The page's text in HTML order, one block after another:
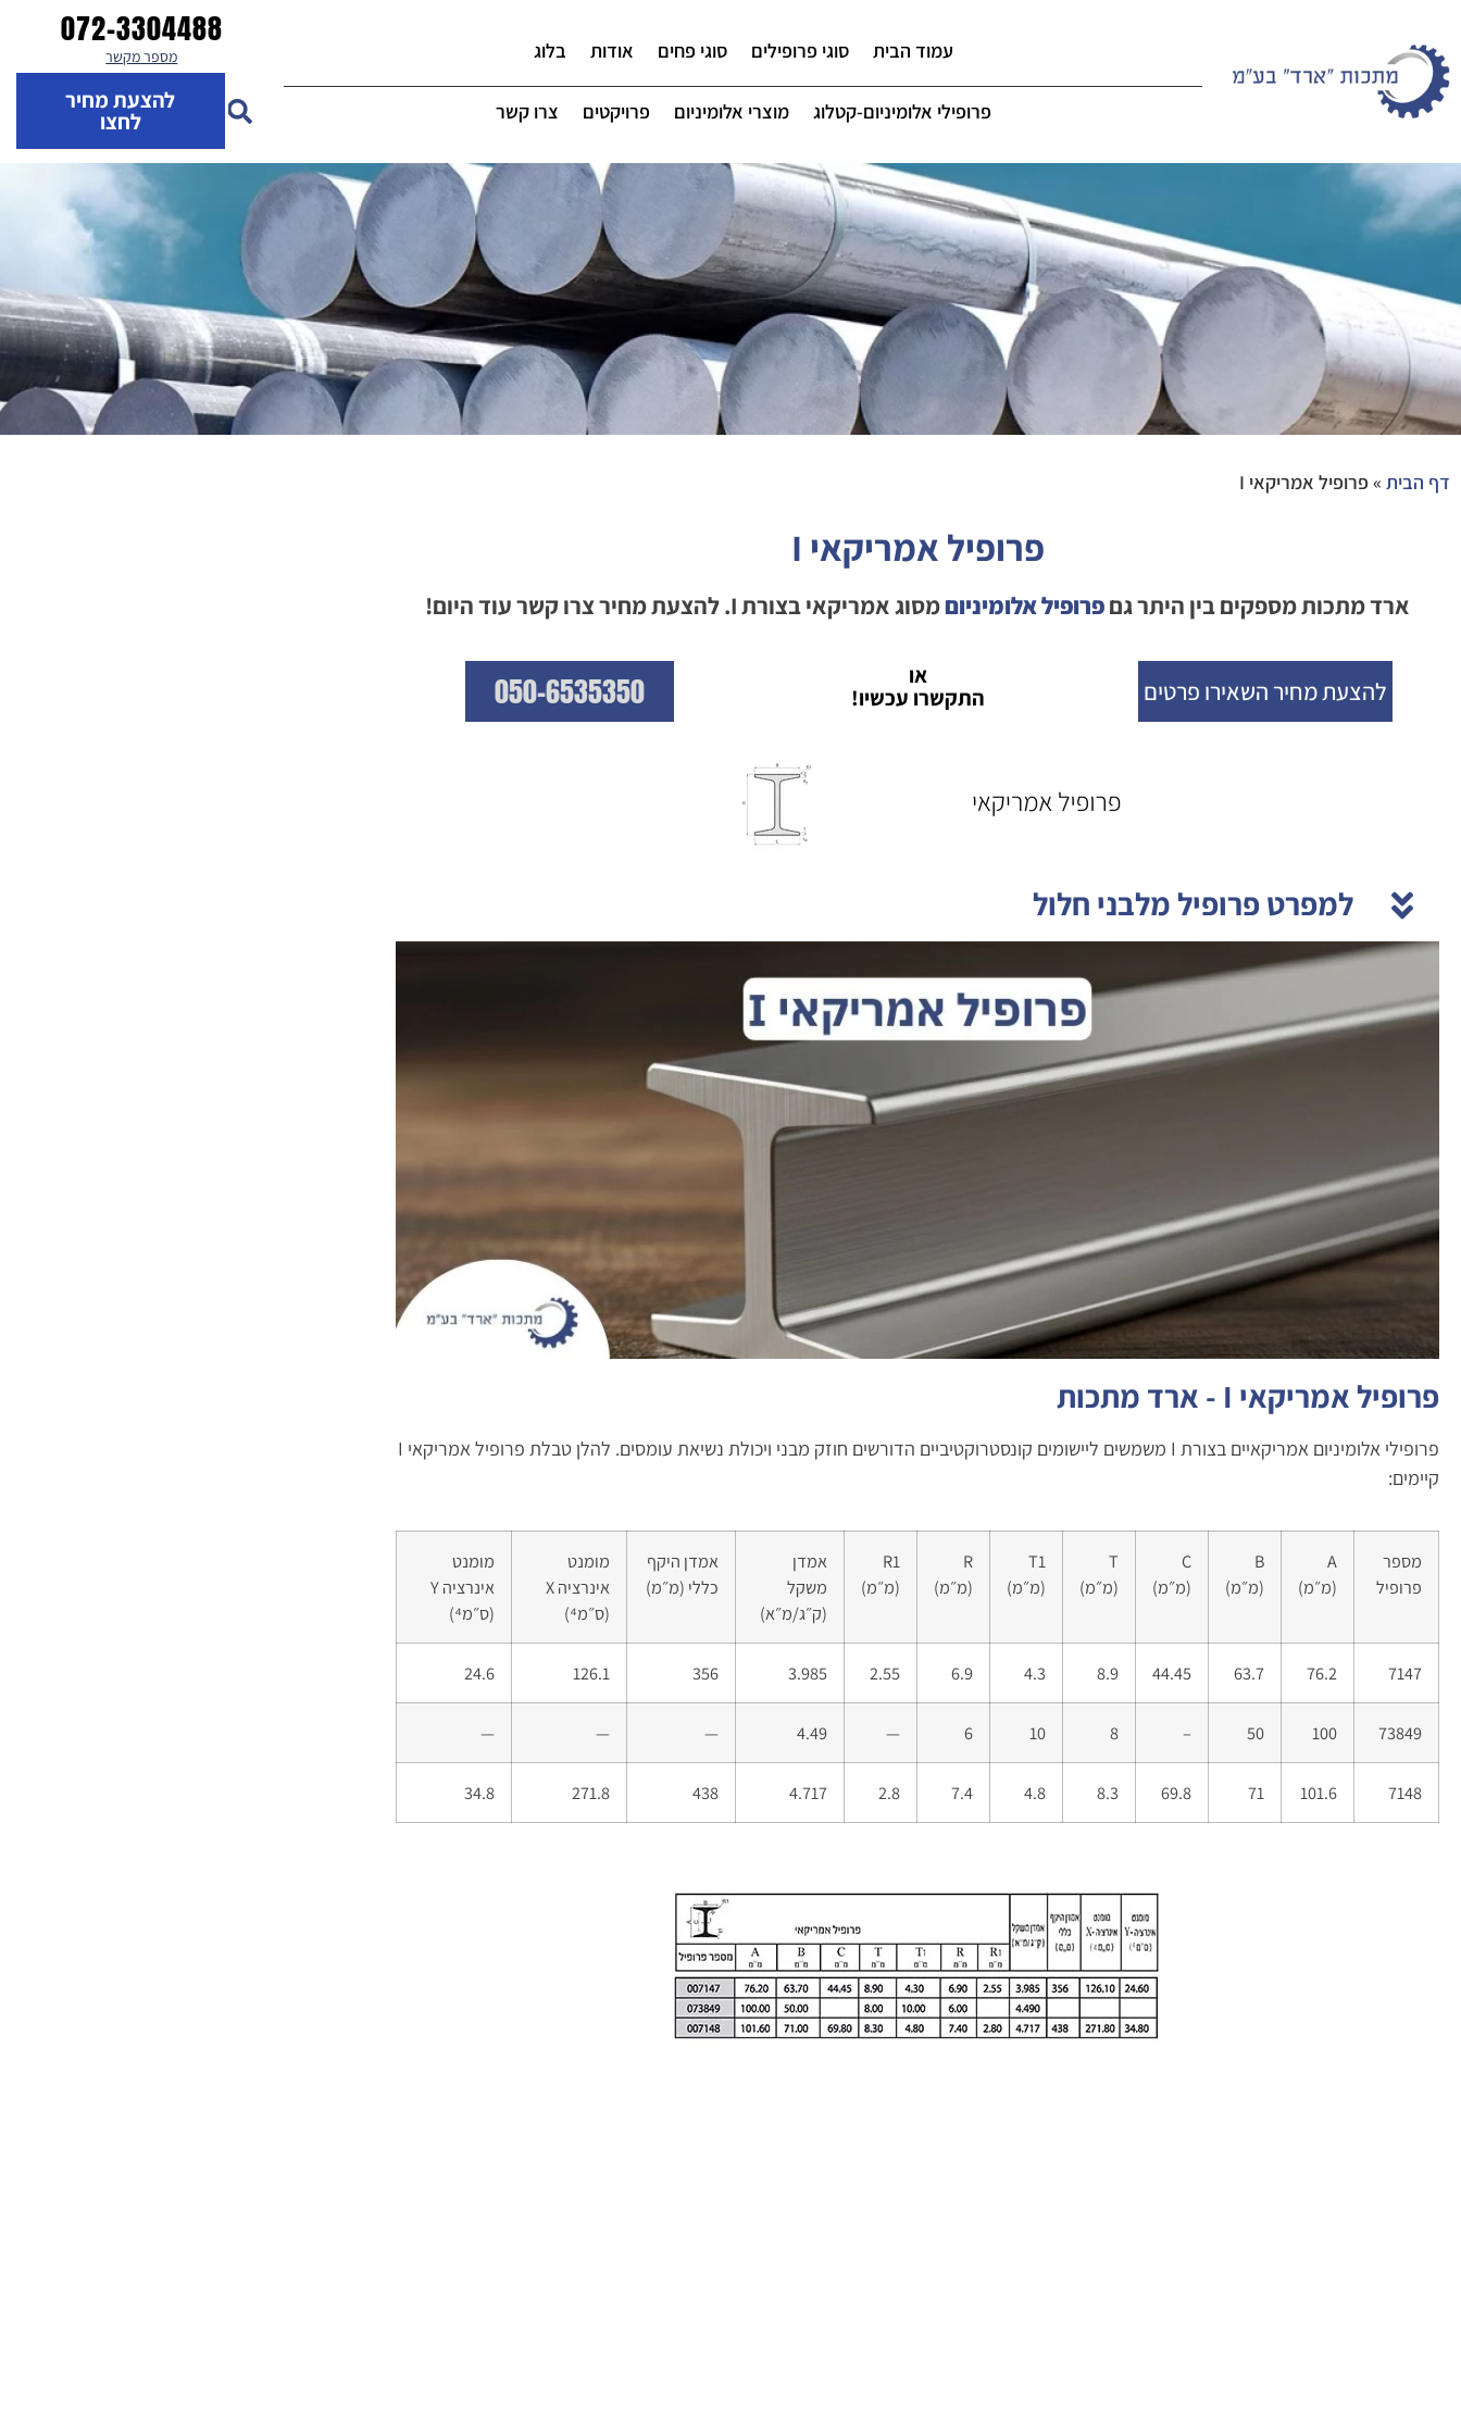
עמוד הבית סוגי פרופילים סוגי פחים אודות בלוג
פרופילי אלומיניום-קטלוג מוצרי אלומיניום פרויקטים צרו קשר
072-3304488
מספר מקשר
להצעת מחיר
לחצו
דף הבית » פרופיל אמריקאי I
פרופיל אמריקאי I
ארד מתכות מספקים בין היתר גםפרופיל אלומיניוםמסוג אמריקאי בצורת I. להצעת מחיר צרו קשר עוד היום!
להצעת מחיר השאירו פרטים
או
התקשרו עכשיו!
050-6535350
למפרט פרופיל מלבני חלול
פרופיל אמריקאי I - ארד מתכות
פרופילי אלומיניום אמריקאיים בצורת I משמשים ליישומים קונסטרוקטיביים הדורשים חוזק מבני ויכולת נשיאת עומסים. להלן טבלת פרופיל אמריקאי I
קיימים:
מספר
פרופיל
A
(מ״מ)
B
(מ״מ)
C
(מ״מ)
T
(מ״מ)
T1
(מ״מ)
R
(מ״מ)
R1
(מ״מ)
אמדן
משקל
(ק״ג/מ״א)
אמדן היקף
כללי (מ״מ)
מומנט
אינרציה X
(ס״מ⁴)
מומנט
אינרציה Y
(ס״מ⁴)
7147
76.2
63.7
44.45
8.9
4.3
6.9
2.55
3.985
356
126.1
24.6
73849
100
50
–
8
10
6
—
4.49
—
—
—
7148
101.6
71
69.8
8.3
4.8
7.4
2.8
4.717
438
271.8
34.8